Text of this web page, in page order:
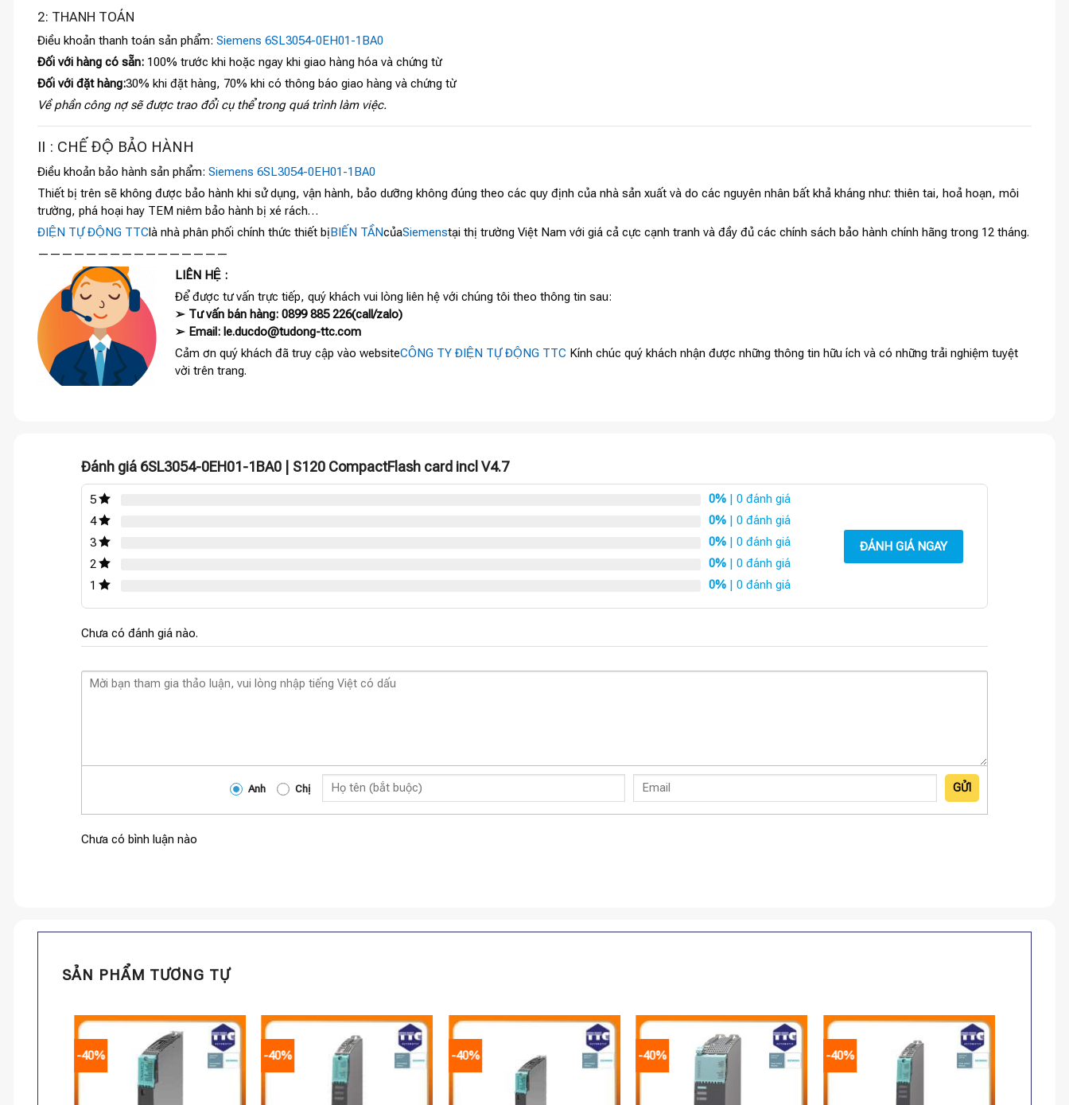
2: THANH TOÁN
Điều khoản thanh toán sản phẩm: Siemens 6SL3054-0EH01-1BA0
Đối với hàng có sẵn: 100% trước khi hoặc ngay khi giao hàng hóa và chứng từ
Đối với đặt hàng:30% khi đặt hàng, 70% khi có thông báo giao hàng và chứng từ
Về phần công nợ sẽ được trao đổi cụ thể trong quá trình làm việc.
II : CHẾ ĐỘ BẢO HÀNH
Điều khoản bảo hành sản phẩm: Siemens 6SL3054-0EH01-1BA0
Thiết bị trên sẽ không được bảo hành khi sử dụng, vận hành, bảo dưỡng không đúng theo các quy định của nhà sản xuất và do các nguyên nhân bất khả kháng như: thiên tai, hoả hoạn, môi
trường, phá hoại hay TEM niêm bảo hành bị xé rách…
ĐIỆN TỰ ĐỘNG TTC là nhà phân phối chính thức thiết bị BIẾN TẦNcủaSiemenstại thị trường Việt Nam với giá cả cực cạnh tranh và đầy đủ các chính sách bảo hành chính hãng trong 12 tháng.
————————————————
LIÊN HỆ :
Để được tư vấn trực tiếp, quý khách vui lòng liên hệ với chúng tôi theo thông tin sau:
➢ Tư vấn bán hàng: 0899 885 226(call/zalo)
➢ Email: le.ducdo@tudong-ttc.com
Cảm ơn quý khách đã truy cập vào websiteCÔNG TY ĐIỆN TỰ ĐỘNG TTC Kính chúc quý khách nhận được những thông tin hữu ích và có những trải nghiệm tuyệt
vời trên trang.
Đánh giá 6SL3054-0EH01-1BA0 | S120 CompactFlash card incl V4.7
5 0% | 0 đánh giá
4
0% | 0 đánh giá
3
0% | 0 đánh giá
2
0% | 0 đánh giá
1
0% | 0 đánh giá
ĐÁNH GIÁ NGAY
Chưa có đánh giá nào.
Anh Chị GỬI
Chưa có bình luận nào
SẢN PHẨM TƯƠNG TỰ
-40% -40% -40% -40% -40%